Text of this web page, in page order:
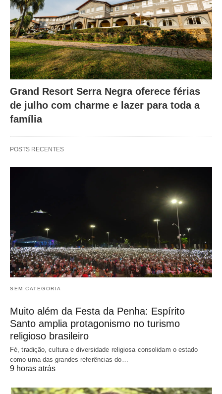
Grand Resort Serra Negra oferece férias
de julho com charme e lazer para toda a
família
POSTS RECENTES
SEM CATEGORIA
Muito além da Festa da Penha: Espírito
Santo amplia protagonismo no turismo
religioso brasileiro
Fé, tradição, cultura e diversidade religiosa consolidam o estado
como uma das grandes referências do…
9 horas atrás